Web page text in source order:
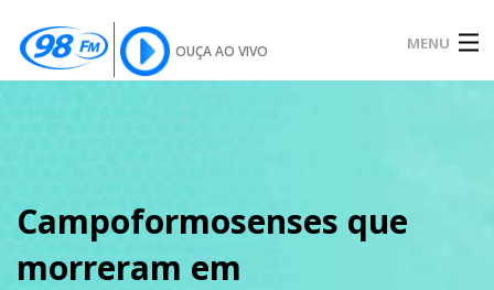
OUÇA AO VIVO MENU
SOBRE
Campoformosenses que
morreram em